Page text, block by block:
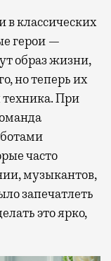
в классических
герои —
образ жизни,
но теперь их
При
часто
музыкантов,
запечатлеть
это ярко,